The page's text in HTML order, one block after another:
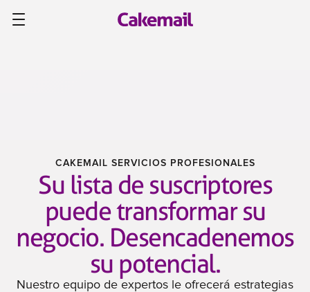
CAKEMAIL SERVICIOS PROFESIONALES
Su lista de suscriptores
puede transformar su
negocio. Desencadenemos
su potencial.
Nuestro equipo de expertos le ofrecerá estrategias